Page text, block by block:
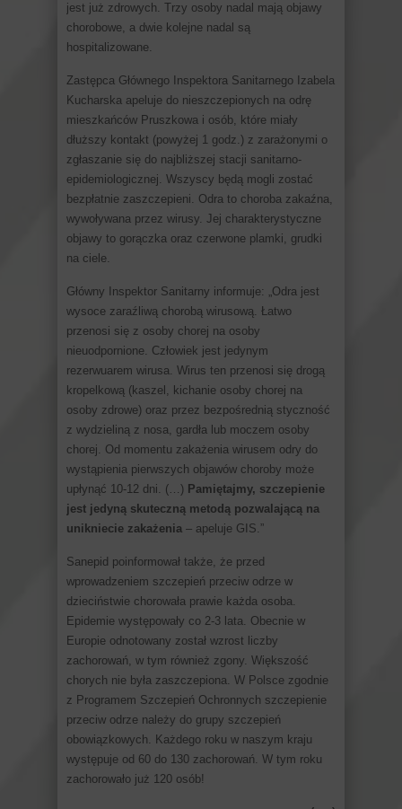
jest już zdrowych. Trzy osoby nadal mają objawy
chorobowe, a dwie kolejne nadal są
hospitalizowane.
Zastępca Głównego Inspektora Sanitarnego Izabela
Kucharska apeluje do nieszczepionych na odrę
mieszkańców Pruszkowa i osób, które miały
dłuższy kontakt (powyżej 1 godz.) z zarażonymi o
zgłaszanie się do najbliższej stacji sanitarno-
epidemiologicznej. Wszyscy będą mogli zostać
bezpłatnie zaszczepieni. Odra to choroba zakaźna,
wywoływana przez wirusy. Jej charakterystyczne
objawy to gorączka oraz czerwone plamki, grudki
na ciele.
Główny Inspektor Sanitarny informuje: „Odra jest
wysoce zaraźliwą chorobą wirusową. Łatwo
przenosi się z osoby chorej na osoby
nieuodpornione. Człowiek jest jedynym
rezerwuarem wirusa. Wirus ten przenosi się drogą
kropelkową (kaszel, kichanie osoby chorej na
osoby zdrowe) oraz przez bezpośrednią styczność
z wydzieliną z nosa, gardła lub moczem osoby
chorej. Od momentu zakażenia wirusem odry do
wystąpienia pierwszych objawów choroby może
upłynąć 10-12 dni. (…) Pamiętajmy, szczepienie
jest jedyną skuteczną metodą pozwalającą na
unikniecie zakażenia – apeluje GIS.”
Sanepid poinformował także, że przed
wprowadzeniem szczepień przeciw odrze w
dzieciństwie chorowała prawie każda osoba.
Epidemie występowały co 2-3 lata. Obecnie w
Europie odnotowany został wzrost liczby
zachorowań, w tym również zgony. Większość
chorych nie była zaszczepiona. W Polsce zgodnie
z Programem Szczepień Ochronnych szczepienie
przeciw odrze należy do grupy szczepień
obowiązkowych. Każdego roku w naszym kraju
występuje od 60 do 130 zachorowań. W tym roku
zachorowało już 120 osób!